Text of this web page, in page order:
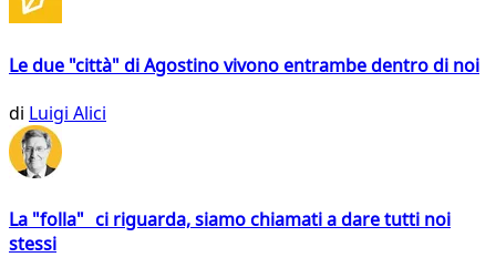
Le due "città" di Agostino vivono entrambe dentro di noi
di Luigi Alici
La "folla" ci riguarda, siamo chiamati a dare tutti noi
stessi